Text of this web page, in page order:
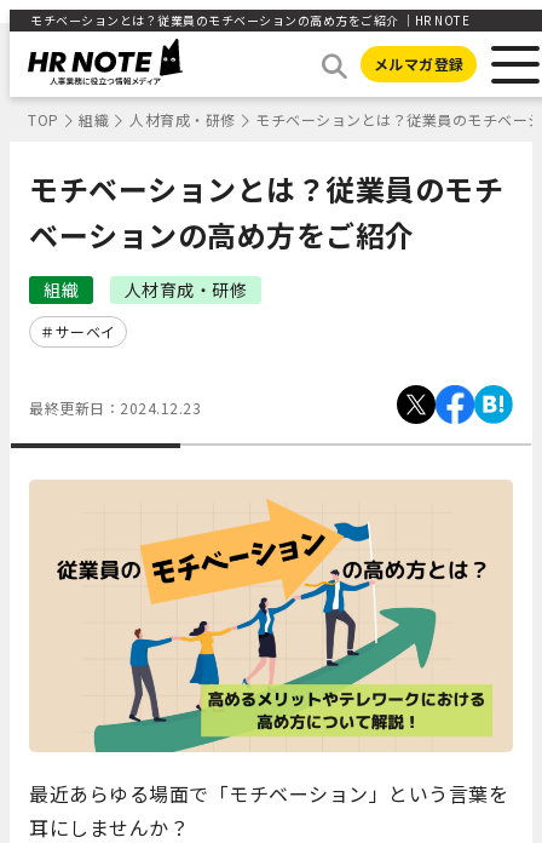
モチベーションとは？従業員のモチベーションの高め方をご紹介 ｜HR NOTE
メルマガ登録
TOP 組織 人材育成・研修 モチベーションとは？従業員のモチベー
モチベーションとは？従業員のモチ
ベーションの高め方をご紹介
組織 人材育成・研修
サーベイ
最終更新日： 2024.12.23
最近あらゆる場面で「モチベーション」という言葉を
耳にしませんか？